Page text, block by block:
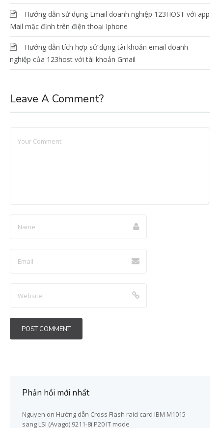
Hướng dẫn sử dụng Email doanh nghiệp 123HOST với app
Mail mặc định trên điện thoại Iphone
Hướng dẫn tích hợp sử dụng tài khoản email doanh
nghiệp của 123host với tài khoản Gmail
Leave A Comment?
Phản hồi mới nhất
Nguyen on Hướng dẫn Cross Flash raid card IBM M1015
sang LSI (Avago) 9211-8i P20 IT mode